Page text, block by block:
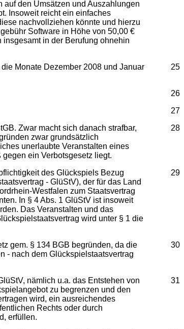
den Umsätzen und Auszahlungen
Insoweit reicht ein einfaches
nachvollziehen könnte und hierzu
Software in Höhe von 50,00 €
in der Berufung ohnehin
25
Monate Dezember 2008 und Januar
26
27
28
Zwar macht sich danach strafbar,
zwar grundsätzlich
unerlaubte Veranstalten eines
ein Verbotsgesetz liegt.
29
des Glückspiels Bezug
- GlüStV), der für das Land
Westfalen zum Staatsvertrag
In § 4 Abs. 1 GlüStV ist insoweit
Das Veranstalten und das
wird unter § 1 die
30
gem. § 134 BGB begründen, da die
- nach dem Glückspielstaatsvertrag
31
nämlich u.a. das Entstehen von
zu begrenzen und den
wird, ein ausreichendes
Rechts oder durch
erfüllen.